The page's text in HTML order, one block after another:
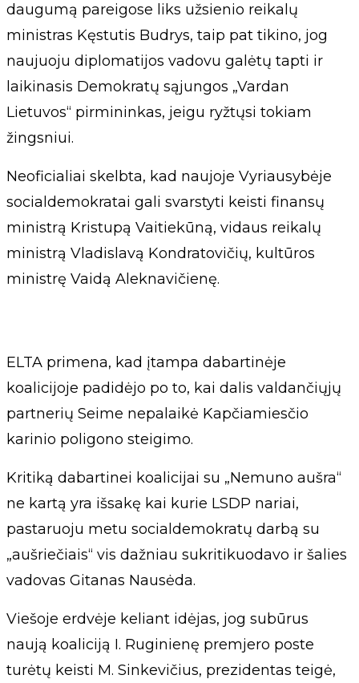
daugumą pareigose liks užsienio reikalų
ministras Kęstutis Budrys, taip pat tikino, jog
naujuoju diplomatijos vadovu galėtų tapti ir
laikinasis Demokratų sąjungos „Vardan
Lietuvos“ pirmininkas, jeigu ryžtųsi tokiam
žingsniui.
Neoficialiai skelbta, kad naujoje Vyriausybėje
socialdemokratai gali svarstyti keisti finansų
ministrą Kristupą Vaitiekūną, vidaus reikalų
ministrą Vladislavą Kondratovičių, kultūros
ministrę Vaidą Aleknavičienę.
ELTA primena, kad įtampa dabartinėje
koalicijoje padidėjo po to, kai dalis valdančiųjų
partnerių Seime nepalaikė Kapčiamiesčio
karinio poligono steigimo.
Kritiką dabartinei koalicijai su „Nemuno aušra“
ne kartą yra išsakę kai kurie LSDP nariai,
pastaruoju metu socialdemokratų darbą su
„aušriečiais“ vis dažniau sukritikuodavo ir šalies
vadovas Gitanas Nausėda.
Viešoje erdvėje keliant idėjas, jog subūrus
naują koaliciją I. Ruginienę premjero poste
turėtų keisti M. Sinkevičius, prezidentas teigė,